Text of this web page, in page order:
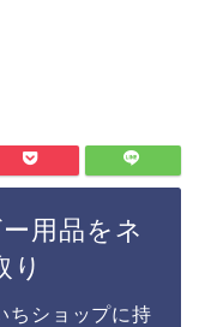
用品をネ
り
ちショップに持